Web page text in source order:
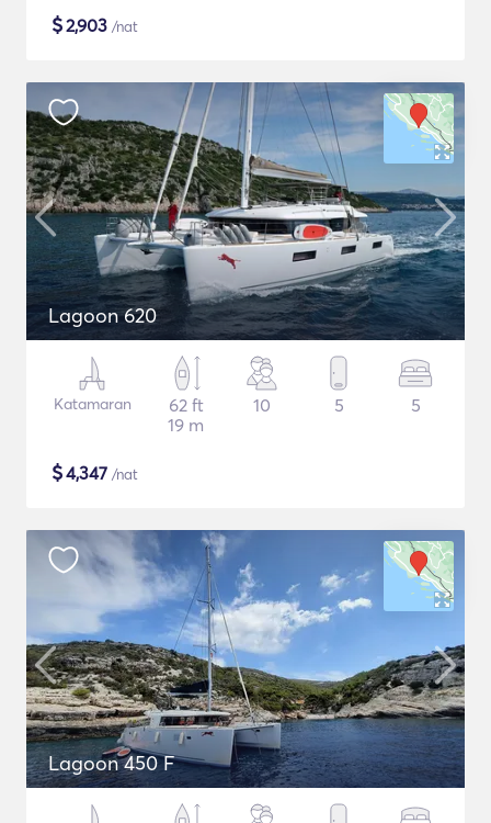
$2,903 /nat
Lagoon 620
Katamaran
62 ft
19 m
10 5 5
$4,347 /nat
Lagoon 450 F